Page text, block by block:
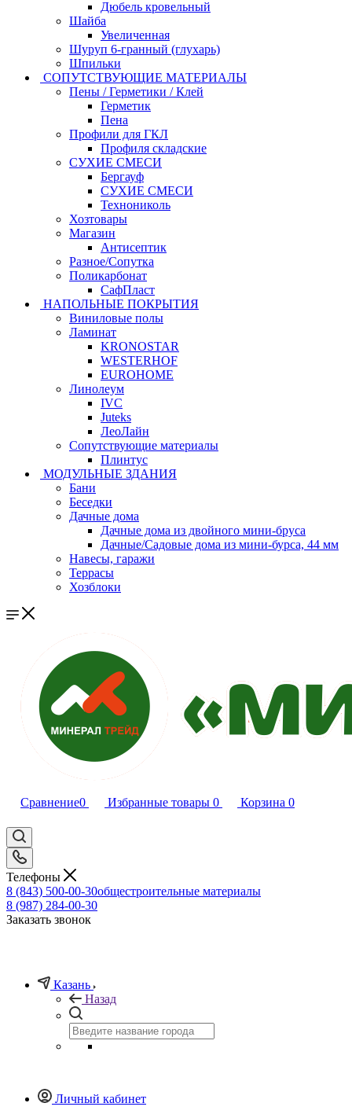
Дюбель кровельный
Шайба
Увеличенная
Шуруп 6-гранный (глухарь)
Шпильки
СОПУТСТВУЮЩИЕ МАТЕРИАЛЫ
Пены / Герметики / Клей
Герметик
Пена
Профили для ГКЛ
Профиля складские
СУХИЕ СМЕСИ
Бергауф
СУХИЕ СМЕСИ
Технониколь
Хозтовары
Магазин
Антисептик
Разное/Сопутка
Поликарбонат
СафПласт
НАПОЛЬНЫЕ ПОКРЫТИЯ
Виниловые полы
Ламинат
KRONOSTAR
WESTERHOF
EUROHOME
Линолеум
IVC
Juteks
ЛеоЛайн
Сопутствующие материалы
Плинтус
МОДУЛЬНЫЕ ЗДАНИЯ
Бани
Беседки
Дачные дома
Дачные дома из двойного мини-бруса
Дачные/Садовые дома из мини-бурса, 44 мм
Навесы, гаражи
Террасы
Хозблоки
Сравнение0 Избранные товары 0 Корзина 0
Телефоны
8 (843) 500-00-30общестроительные материалы
8 (987) 284-00-30
Заказать звонок
Казань
Назад
Личный кабинет